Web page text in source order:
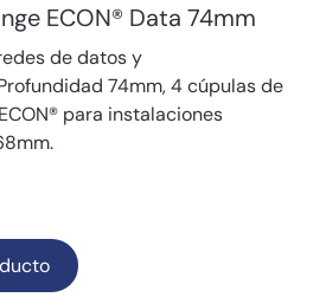
ECON® Data 74mm
de datos y
74mm, 4 cúpulas de
para instalaciones